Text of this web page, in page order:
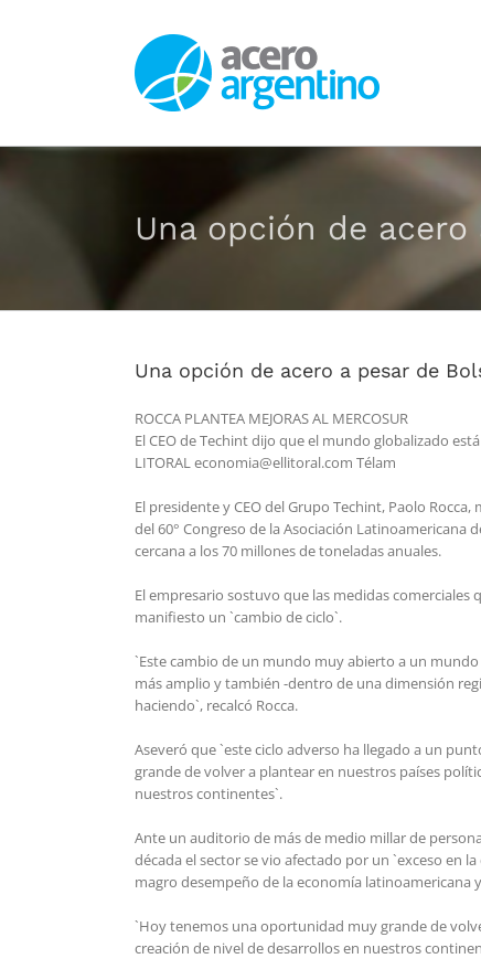
Una opción de
Una opción de acero a pesar de
ROCCA PLANTEA MEJORAS AL MERCOSUR
El CEO de Techint dijo que el mundo globalizado
LITORAL economia@ellitoral.com Télam
El presidente y CEO del Grupo Techint, Paolo
del 60° Congreso de la Asociación Latinoamericana
cercana a los 70 millones de toneladas anuales.
El empresario sostuvo que las medidas
manifiesto un `cambio de ciclo`.
`Este cambio de un mundo muy abierto a un
más amplio y también -dentro de una dimensión
haciendo`, recalcó Rocca.
Aseveró que `este ciclo adverso ha llegado a un
grande de volver a plantear en nuestros países
nuestros continentes`.
Ante un auditorio de más de medio millar de
década el sector se vio afectado por un `exceso en
magro desempeño de la economía latinoamericana
`Hoy tenemos una oportunidad muy grande de
creación de nivel de desarrollos en nuestros